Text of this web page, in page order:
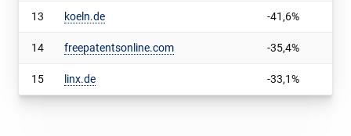
13 koeln.de -41,6%
14 freepatentsonline.com -35,4%
15 linx.de -33,1%